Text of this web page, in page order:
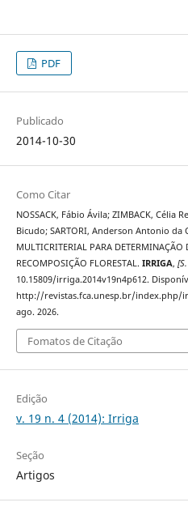
PDF
Publicado
2014-10-30
Como Citar
NOSSACK, Fábio Ávila; ZIMBACK, Célia
Bicudo; SARTORI, Anderson Antonio da
MULTICRITERIAL PARA DETERMINAÇÃO
RECOMPOSIÇÃO FLORESTAL. IRRIGA,
10.15809/irriga.2014v19n4p612.
http://revistas.fca.unesp.br/index.php/
ago. 2026.
Fomatos de Citação
Edição
v. 19 n. 4 (2014): Irriga
Seção
Artigos